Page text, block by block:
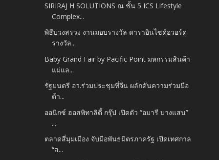
SIRIRAJ H SOLUTIONS ณ ชั้น 5 ICS Lifestyle
Complex...
พิธีบวงสรวง​ งานมอบรางวัล ดาราอินไซด์อวอร์ด
รางวัล...
Baby Grand Fair by Pacific Point มหกรรมสินค้า
แม่แล...
รัฐมนตรี อว.ร่วมประชุมที่จีน ผลักดันความร่วมมือ
ด้า...
ออนิกซ์ ฮอสพิทาลิตี้ กรุ๊ป เปิดตัว “อมารี บางแสน”
...
ตลาดสี่มุมเมือง จับมือพันธมิตรภาครัฐ เปิดเทศกาล
“ส...